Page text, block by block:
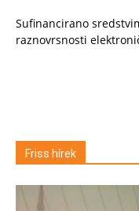
Sufinancirano
raznovrsnosti
Friss hírek